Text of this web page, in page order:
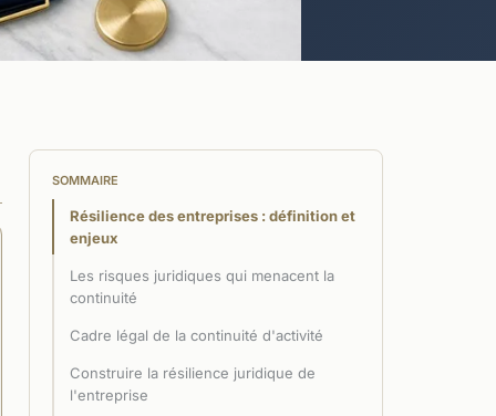
SOMMAIRE
Résilience des entreprises : définition et
enjeux
Les risques juridiques qui menacent la
continuité
Cadre légal de la continuité d'activité
Construire la résilience juridique de
l'entreprise